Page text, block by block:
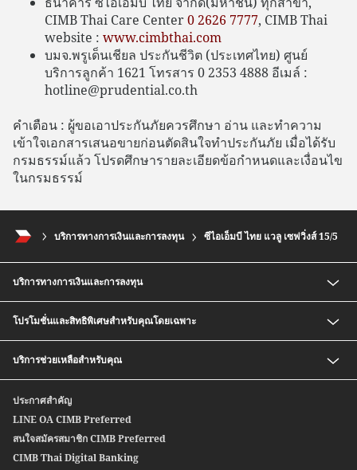
CIMB Thai Care Center0 2626 7777, CIMB Thai
website : www.cimbthai.com
บมจ.พรูเด็นเชียล ประกันชีวิต (ประเทศไทย) ศูนย์
บริการลูกค้า 1621 โทรสาร 0 2353 4888 อีเมล์ :
hotline@prudential.co.th
คําเตือน : ผู้ขอเอาประกันภัยควรศึกษา อ่าน และทําความ
เข้าใจเอกสารเสนอขายก่อนตัดสินใจทําประกันภัย เมื่อได้รับ
กรมธรรม์แล้ว โปรดศึกษารายละเอียดข้อกําหนดและเงื่อนไข
ในกรมธรรม์
บริการทางการเงินและการลงทุน ซีไอเอ็มบี ไทย แวลู เซฟวิ่งส์ 15/5
บริการทางการเงินและการลงทุน
กองทุนรวม
บริการซื้อ-ขายตราสารหนี้ก่อนครบกำหนด
หุ้นกู้อนุพันธ์แฝง
บริการซื้อ-ขายตราสารหนี้สกุลเงินต่างประเทศ
สปีดเซนด์
ซีไอเอ็มบี ไทย บริการโอนเงินระหว่างประเทศ
Wealth Credit Line
หุ้นกู้ตลาดแรก
โปรโมชั่นและสิทธิพิเศษสำหรับคุณโดยเฉพาะ
Safe Deposit Box Privilege
บริการช่วยเหลือสำหรับคุณ
สาขาของเรา
ประกาศสำคัญ
LINE OA CIMB Preferred
สนใจสมัครสมาชิก CIMB Preferred
CIMB Thai Digital Banking